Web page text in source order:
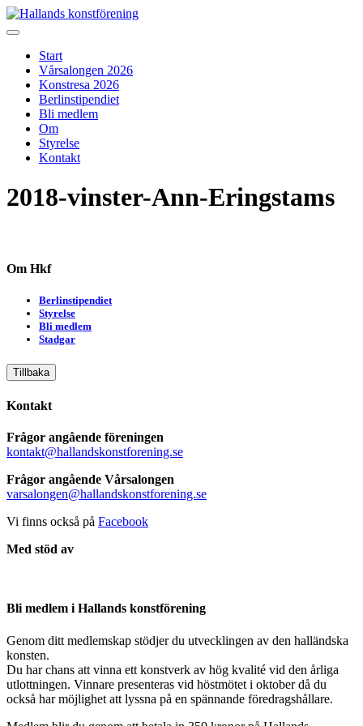
Skip
to
Start
Vårsalongen 2026
Konstresa 2026
Berlinstipendiet
Bli medlem
Om
Styrelse
Kontakt
2018-vinster-Ann-Eringstams
Om Hkf
Berlinstipendiet
Styrelse
Bli medlem
Stadgar
Tillbaka
Kontakt
Frågor angående föreningen
kontakt@hallandskonstforening.se
Frågor angående Vårsalongen
varsalongen@hallandskonstforening.se
Vi finns också på Facebook
Med stöd av
Bli medlem i Hallands konstförening
Genom ditt medlemskap stödjer du utvecklingen av den halländska
konsten.
Du har chans att vinna ett konstverk av hög kvalité vid den årliga
utlottningen. Vinnare presenteras vid höstmötet i oktober då du
också har möjlighet att lyssna på en spännande föredragshållare.